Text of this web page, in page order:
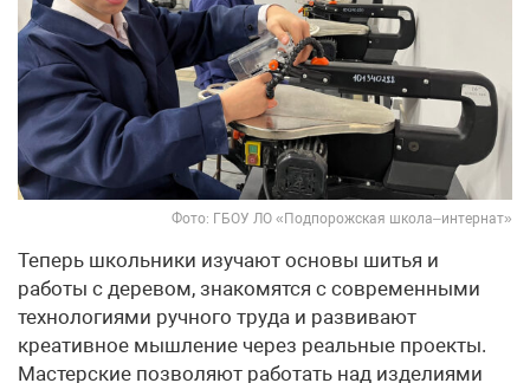
Фото: ГБОУ ЛО «Подпорожская школа–интернат»
Теперь школьники изучают основы шитья и
работы с деревом, знакомятся с современными
технологиями ручного труда и развивают
креативное мышление через реальные проекты.
Мастерские позволяют работать над изделиями